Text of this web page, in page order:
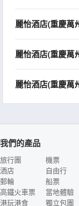
麗怡酒店(重慶萬
麗怡酒店(重慶萬
麗怡酒店(重慶萬
我們的產品
旅行團
酒店
郵輪
高鐵火車票
港玩港食
機票
自由行
船票
當地體驗
獨立包團